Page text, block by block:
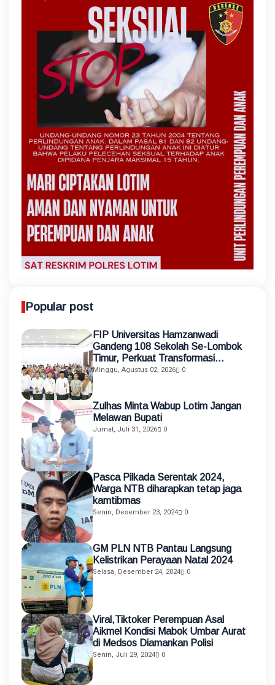
Popular post
FIP Universitas Hamzanwadi
Gandeng 108 Sekolah Se-Lombok
Timur, Perkuat Transformasi
Pendidikan melalui Asistensi
Minggu, Agustus 02, 2026 0
Zulhas Minta Wabup Lotim Jangan
Melawan Bupati
Jumat, Juli 31, 2026 0
Pasca Pilkada Serentak 2024,
Warga NTB diharapkan tetap jaga
kamtibmas
Senin, Desember 23, 2024 0
GM PLN NTB Pantau Langsung
Kelistrikan Perayaan Natal 2024
Selasa, Desember 24, 2024 0
Viral,Tiktoker Perempuan Asal
Aikmel Kondisi Mabok Umbar Aurat
di Medsos Diamankan Polisi
Senin, Juli 29, 2024 0